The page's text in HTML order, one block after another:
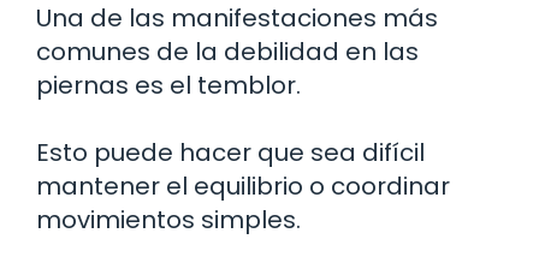
Una de las manifestaciones más
comunes de la debilidad en las
piernas es el temblor.
Esto puede hacer que sea difícil
mantener el equilibrio o coordinar
movimientos simples.